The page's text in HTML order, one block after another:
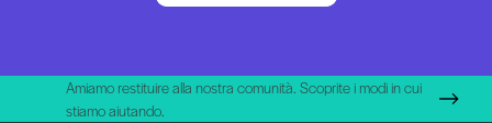
Amiamo restituire alla nostra comunità. Scoprite i modi in cui
stiamo aiutando.